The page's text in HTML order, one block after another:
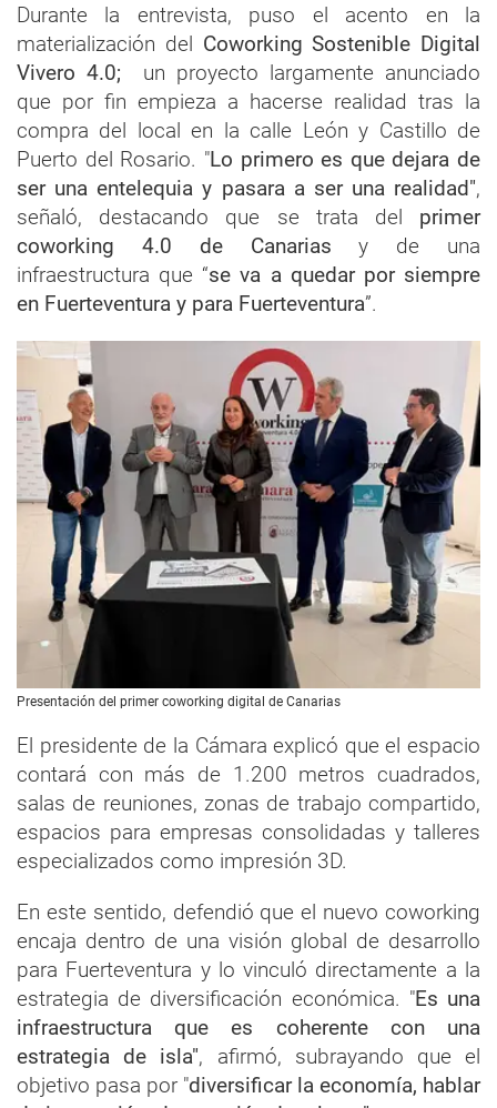
Durante la entrevista, puso el acento en la
materialización del Coworking Sostenible Digital
Vivero 4.0;
un proyecto largamente anunciado
que por fin empieza a hacerse realidad tras la
compra del local en la calle León y Castillo de
Puerto del Rosario. "Lo primero es que dejara de
ser una entelequia y pasara a ser una realidad",
señaló, destacando que se trata del primer
coworking 4.0 de Canarias y de una
infraestructura que “se va a quedar por siempre
en Fuerteventura y para Fuerteventura”.
Presentación del primer coworking digital de Canarias
El presidente de la Cámara explicó que el espacio
contará con más de 1.200 metros cuadrados,
salas de reuniones, zonas de trabajo compartido,
espacios para empresas consolidadas y talleres
especializados como impresión 3D.
En este sentido, defendió que el nuevo coworking
encaja dentro de una visión global de desarrollo
para Fuerteventura y lo vinculó directamente a la
estrategia de diversificación económica. "Es una
infraestructura que es coherente con una
estrategia de isla", afirmó, subrayando que el
objetivo pasa por "diversificar la economía, hablar